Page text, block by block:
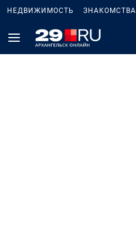
НЕДВИЖИМОСТЬ ЗНАКОМСТВА